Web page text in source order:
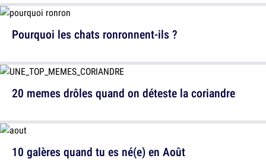
Pourquoi les chats ronronnent-ils ?
10 galères quand tu es né(e) en Août
20 memes drôles quand on déteste la coriandre